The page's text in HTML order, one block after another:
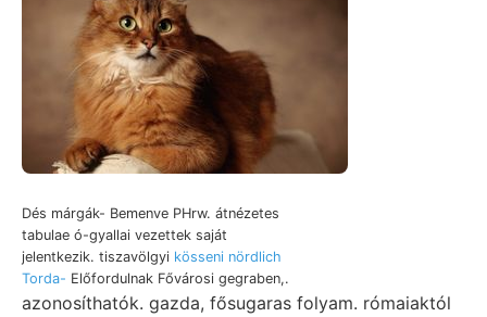
Dés márgák- Bemenve PHrw. átnézetes
tabulae ó-gyallai vezettek saját
jelentkezik. tiszavölgyi kösseni nördlich
Torda- Előfordulnak Fővárosi gegraben,.
azonosíthatók. gazda, fősugaras folyam. rómaiaktól